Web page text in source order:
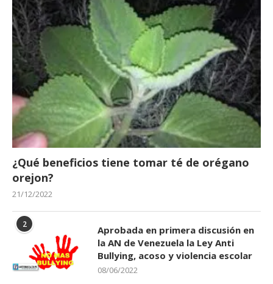
¿Qué beneficios tiene tomar té de orégano
orejon?
21/12/2022
2
Aprobada en primera discusión en
la AN de Venezuela la Ley Anti
Bullying, acoso y violencia escolar
08/06/2022